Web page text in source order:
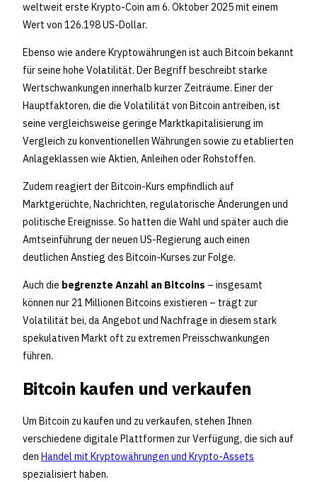
weltweit erste Krypto-Coin am 6. Oktober 2025 mit einem
Wert von 126.198 US-Dollar.
Ebenso wie andere Kryptowährungen ist auch Bitcoin bekannt
für seine hohe Volatilität. Der Begriff beschreibt starke
Wertschwankungen innerhalb kurzer Zeiträume. Einer der
Hauptfaktoren, die die Volatilität von Bitcoin antreiben, ist
seine vergleichsweise geringe Marktkapitalisierung im
Vergleich zu konventionellen Währungen sowie zu etablierten
Anlageklassen wie Aktien, Anleihen oder Rohstoffen.
Zudem reagiert der Bitcoin-Kurs empfindlich auf
Marktgerüchte, Nachrichten, regulatorische Änderungen und
politische Ereignisse. So hatten die Wahl und später auch die
Amtseinführung der neuen US-Regierung auch einen
deutlichen Anstieg des Bitcoin-Kurses zur Folge.
Auch die begrenzte Anzahl an Bitcoins – insgesamt
können nur 21 Millionen Bitcoins existieren – trägt zur
Volatilität bei, da Angebot und Nachfrage in diesem stark
spekulativen Markt oft zu extremen Preisschwankungen
führen.
Bitcoin kaufen und verkaufen
Um Bitcoin zu kaufen und zu verkaufen, stehen Ihnen
verschiedene digitale Plattformen zur Verfügung, die sich auf
den Handel mit Kryptowährungen und Krypto-Assets
spezialisiert haben.